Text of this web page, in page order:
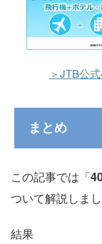
＞JTB公
まとめ
この記事では「
ついて解説しまし
結果